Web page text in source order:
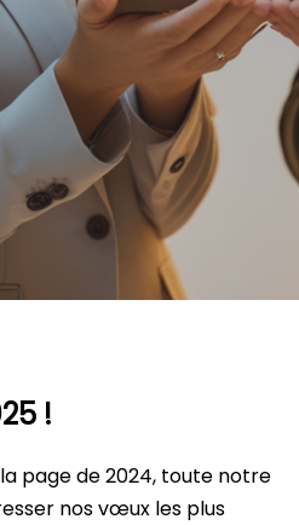
!
page de 2024, toute notre
nos vœux les plus